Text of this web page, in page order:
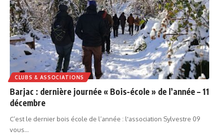
CLUBS & ASSOCIATIONS
Barjac : dernière journée « Bois-école » de l’année – 11
décembre
C’est le dernier bois école de l’année : l'association Sylvestre 09
vous…